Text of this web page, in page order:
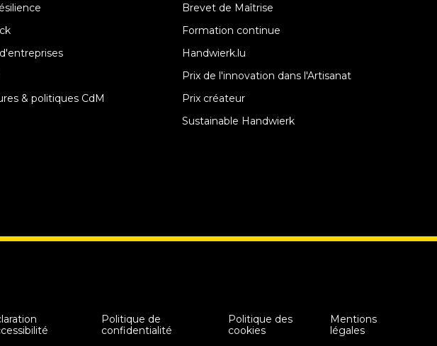
& politiques CdM
Brevet de Maîtrise
Formation continue
Handwierk.lu
Prix de l'innovation dans l'Artisanat
Prix créateur
Sustainable Handwierk
Politique de
confidentialité
Politique des
cookies
Mentions
légales